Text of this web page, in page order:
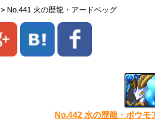
> No.441 火の歴龍・アードベッグ
No.442 水の歴龍・ボウモ